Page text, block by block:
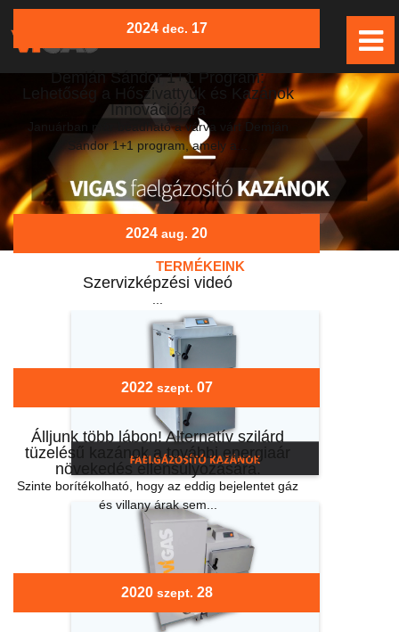
TERMÉKEINK
2024 dec. 17
Demján Sándor 1+1 Program:
Lehetőség a Hőszivattyúk és Kazánok
Innovációjára
Januárban már beadható a várva várt Demján
Sándor 1+1 program, amely a...
2024 aug. 20
Szervizképzési videó
2022 szept. 07
Álljunk több lábon! Alternatív szilárd
tüzelésű kazánok a további energiaár
növekedés ellensúlyozására.
Szinte borítékolható, hogy az eddig bejelentet gáz
és villany árak sem...
2020 szept. 28